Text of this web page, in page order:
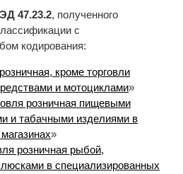
47.23.2, полученного
с
кодирования:
кроме торговли
и мотоциклами»
розничная пищевыми
и табачными изделиями в
»
розничная рыбой,
в специализированных